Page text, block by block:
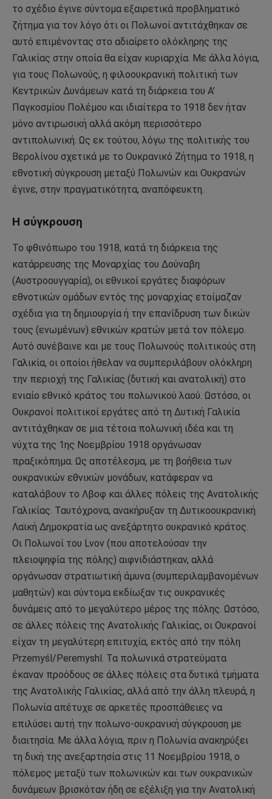
το σχέδιο έγινε σύντομα εξαιρετικά προβληματικό
ζήτημα για τον λόγο ότι οι Πολωνοί αντιτάχθηκαν σε
αυτό επιμένοντας στο αδιαίρετο ολόκληρης της
Γαλικίας στην οποία θα είχαν κυριαρχία. Με άλλα λόγια,
για τους Πολωνούς, η φιλοουκρανική πολιτική των
Κεντρικών Δυνάμεων κατά τη διάρκεια του Α’
Παγκοσμίου Πολέμου και ιδιαίτερα το 1918 δεν ήταν
μόνο αντιρωσική αλλά ακόμη περισσότερο
αντιπολωνική. Ως εκ τούτου, λόγω της πολιτικής του
Βερολίνου σχετικά με το Ουκρανικό Ζήτημα το 1918, η
εθνοτική σύγκρουση μεταξύ Πολωνών και Ουκρανών
έγινε, στην πραγματικότητα, αναπόφευκτη.
Η σύγκρουση
Το φθινόπωρο του 1918, κατά τη διάρκεια της
κατάρρευσης της Μοναρχίας του Δούναβη
(Αυστροουγγαρία), οι εθνικοί εργάτες διαφόρων
εθνοτικών ομάδων εντός της μοναρχίας ετοίμαζαν
σχέδια για τη δημιουργία ή την επανίδρυση των δικών
τους (ενωμένων) εθνικών κρατών μετά τον πόλεμο.
Αυτό συνέβαινε και με τους Πολωνούς πολιτικούς στη
Γαλικία, οι οποίοι ήθελαν να συμπεριλάβουν ολόκληρη
την περιοχή της Γαλικίας (δυτική και ανατολική) στο
ενιαίο εθνικό κράτος του πολωνικού λαού. Ωστόσο, οι
Ουκρανοί πολιτικοί εργάτες από τη Δυτική Γαλικία
αντιτάχθηκαν σε μια τέτοια πολωνική ιδέα και τη
νύχτα της 1ης Νοεμβρίου 1918 οργάνωσαν
πραξικόπημα. Ως αποτέλεσμα, με τη βοήθεια των
ουκρανικών εθνικών μονάδων, κατάφεραν να
καταλάβουν το Λβοφ και άλλες πόλεις της Ανατολικής
Γαλικίας. Ταυτόχρονα, ανακήρυξαν τη Δυτικοουκρανική
Λαϊκή Δημοκρατία ως ανεξάρτητο ουκρανικό κράτος.
Οι Πολωνοί του Lvov (που αποτελούσαν την
πλειοψηφία της πόλης) αιφνιδιάστηκαν, αλλά
οργάνωσαν στρατιωτική άμυνα (συμπεριλαμβανομένων
μαθητών) και σύντομα εκδίωξαν τις ουκρανικές
δυνάμεις από το μεγαλύτερο μέρος της πόλης. Ωστόσο,
σε άλλες πόλεις της Ανατολικής Γαλικίας, οι Ουκρανοί
είχαν τη μεγαλύτερη επιτυχία, εκτός από την πόλη
Przemyśl/Peremyshl. Τα πολωνικά στρατεύματα
έκαναν προόδους σε άλλες πόλεις στα δυτικά τμήματα
της Ανατολικής Γαλικίας, αλλά από την άλλη πλευρά, η
Πολωνία απέτυχε σε αρκετές προσπάθειες να
επιλύσει αυτή την πολωνο-ουκρανική σύγκρουση με
διαιτησία. Με άλλα λόγια, πριν η Πολωνία ανακηρύξει
τη δική της ανεξαρτησία στις 11 Νοεμβρίου 1918, ο
πόλεμος μεταξύ των πολωνικών και των ουκρανικών
δυνάμεων βρισκόταν ήδη σε εξέλιξη για την Ανατολική